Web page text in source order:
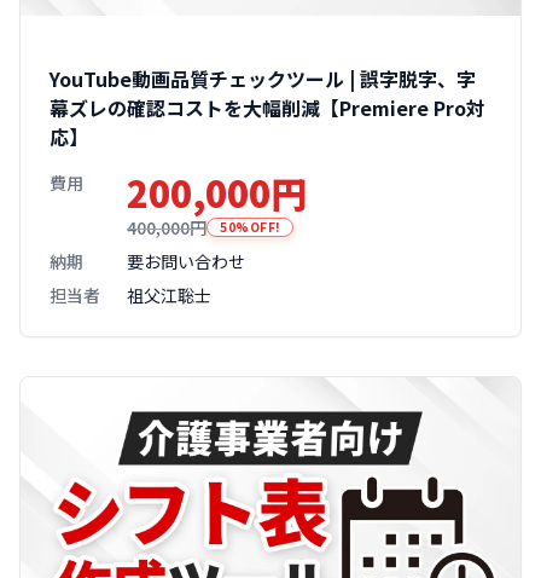
YouTube動画品質チェックツール | 誤字脱字、字
幕ズレの確認コストを大幅削減【Premiere Pro対
応】
費用 200,000円
400,000円 50%OFF!
納期
要お問い合わせ
担当者
祖父江聡士